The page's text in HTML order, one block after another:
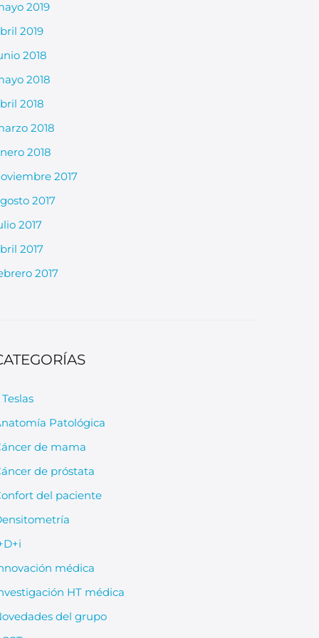
2019
2019
2018
2018
2018
2018
2018
2017
2017
2017
2017
2017
Teslas
Patológica
de mama
de próstata
del paciente
médica
HT médica
del grupo